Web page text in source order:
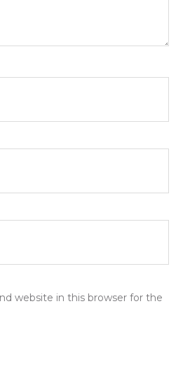
website in this browser for the